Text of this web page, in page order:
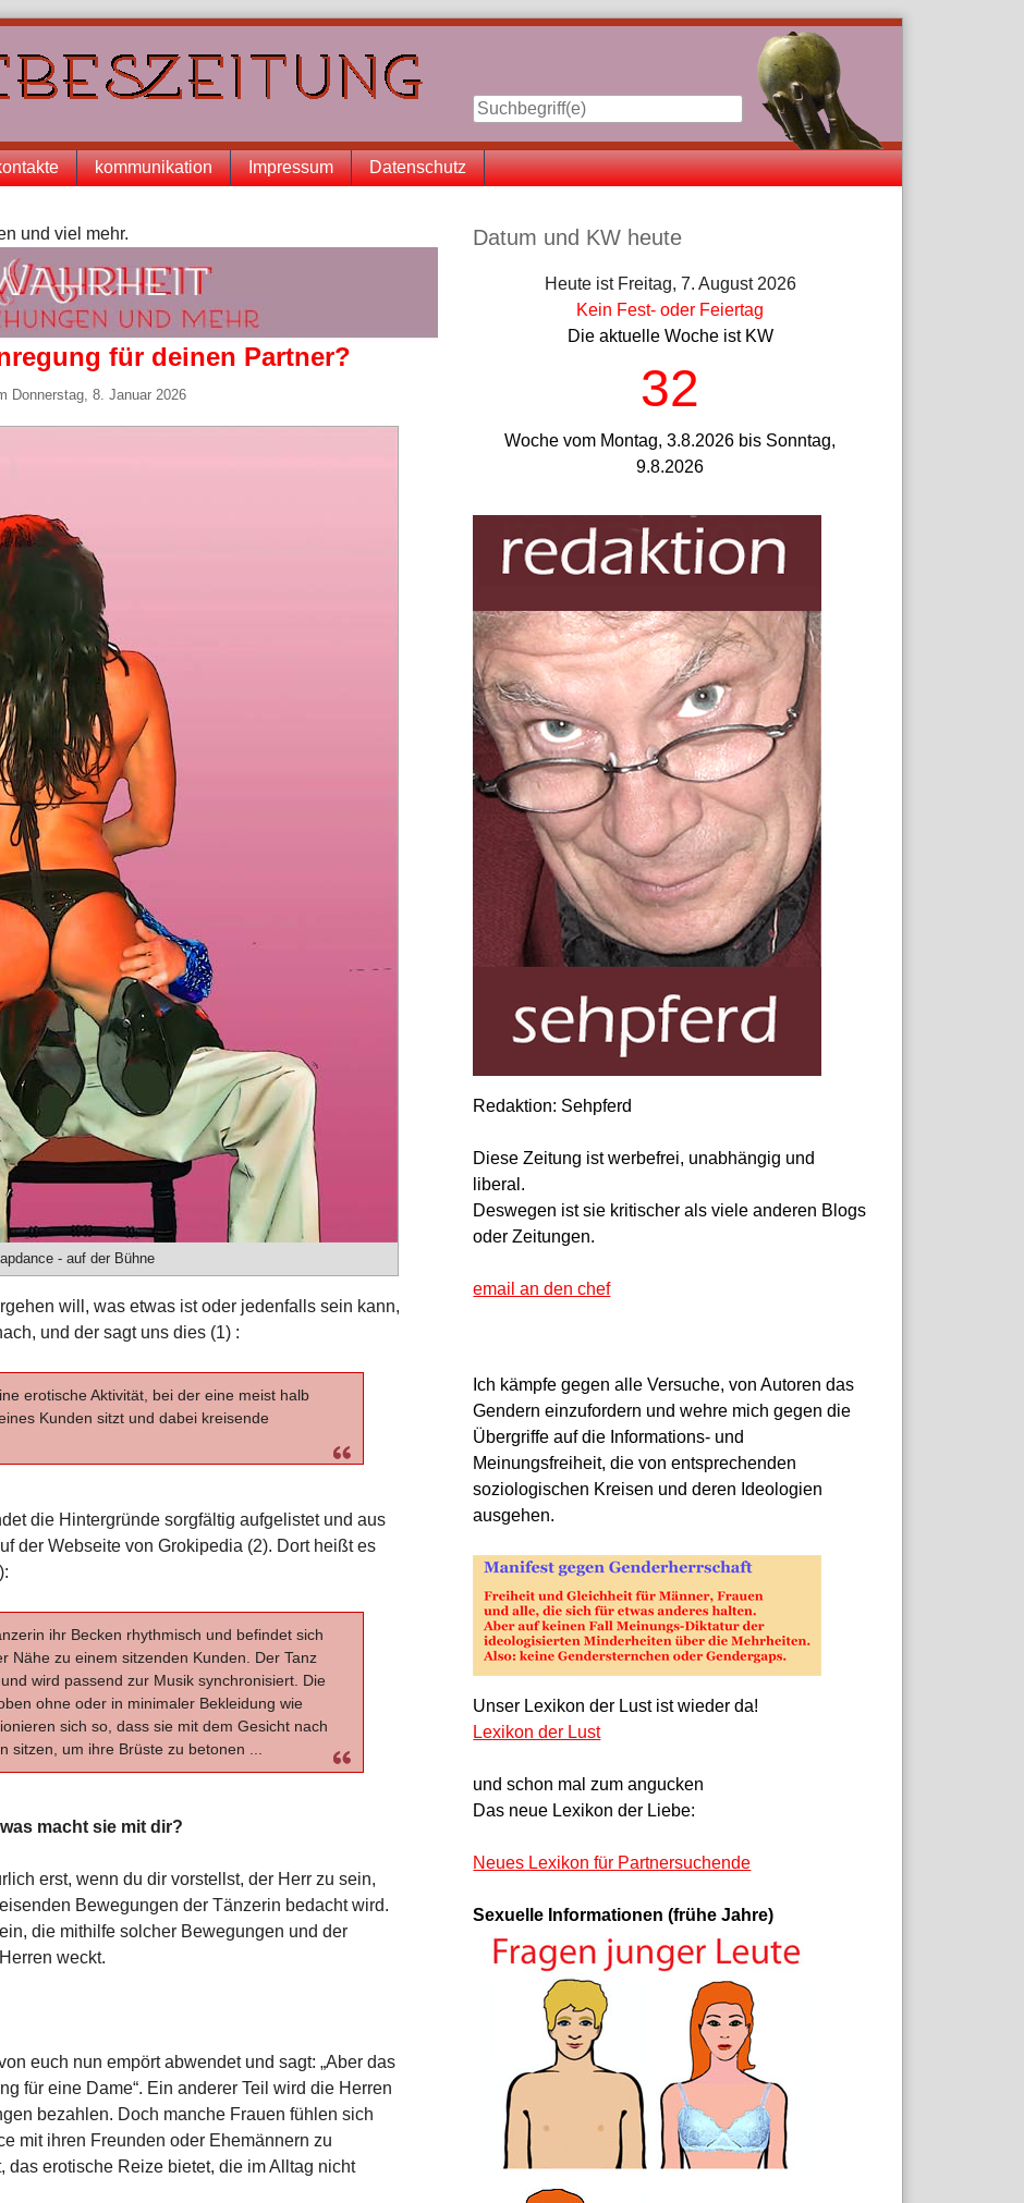
kommunikation Impressum Datenschutz
und viel mehr.
für deinen Partner?
Donnerstag, 8. Januar 2026
- auf der Bühne
will, was etwas ist oder jedenfalls sein kann,
und der sagt uns dies (1) :
erotische Aktivität, bei der eine meist halb
Kunden sitzt und dabei kreisende
die Hintergründe sorgfältig aufgelistet und aus
der Webseite von Grokipedia (2). Dort heißt es
ihr Becken rhythmisch und befindet sich
Nähe zu einem sitzenden Kunden. Der Tanz
wird passend zur Musik synchronisiert. Die
ohne oder in minimaler Bekleidung wie
sich so, dass sie mit dem Gesicht nach
um ihre Brüste zu betonen ...
macht sie mit dir?
erst, wenn du dir vorstellst, der Herr zu sein,
Bewegungen der Tänzerin bedacht wird.
die mithilfe solcher Bewegungen und der
weckt.
euch nun empört abwendet und sagt: „Aber das
für eine Dame“. Ein anderer Teil wird die Herren
bezahlen. Doch manche Frauen fühlen sich
mit ihren Freunden oder Ehemännern zu
das erotische Reize bietet, die im Alltag nicht
Seitenleiste
Datum und KW heute
Heute ist Freitag, 7. August 2026
Kein Fest- oder Feiertag
Die aktuelle Woche ist KW
32
Woche vom Montag, 3.8.2026 bis Sonntag,
9.8.2026
Redaktion: Sehpferd
Diese Zeitung ist werbefrei, unabhängig und
liberal.
Deswegen ist sie kritischer als viele anderen Blogs
oder Zeitungen.
email an den chef
Ich kämpfe gegen alle Versuche, von Autoren das
Gendern einzufordern und wehre mich gegen die
Übergriffe auf die Informations- und
Meinungsfreiheit, die von entsprechenden
soziologischen Kreisen und deren Ideologien
ausgehen.
Unser Lexikon der Lust ist wieder da!
Lexikon der Lust
und schon mal zum angucken
Das neue Lexikon der Liebe:
Neues Lexikon für Partnersuchende
Sexuelle Informationen (frühe Jahre)